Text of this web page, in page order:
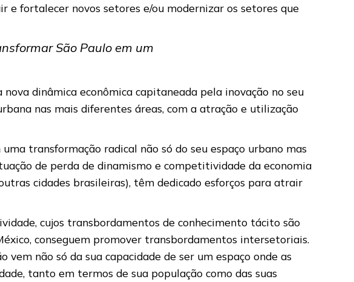
fortalecer novos setores e/ou modernizar os setores que
São Paulo em um
dinâmica econômica capitaneada pela inovação no seu
nas mais diferentes áreas, com a atração e utilização
transformação radical não só do seu espaço urbano mas
de perda de dinamismo e competitividade da economia
cidades brasileiras), têm dedicado esforços para atrair
cujos transbordamentos de conhecimento tácito são
conseguem promover transbordamentos intersetoriais.
não só da sua capacidade de ser um espaço onde as
tanto em termos de sua população como das suas